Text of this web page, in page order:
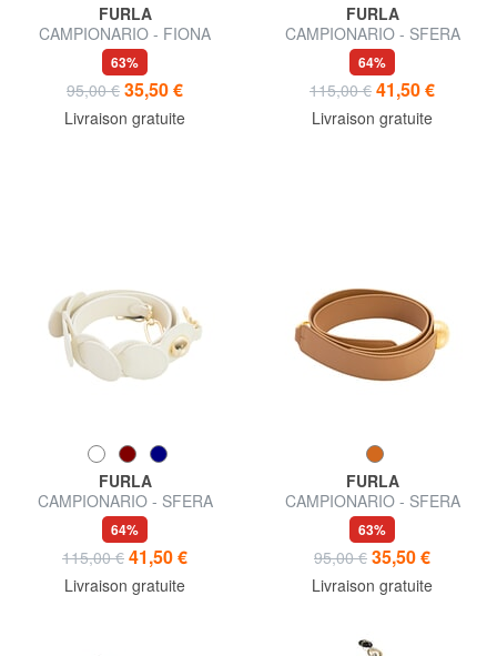
FURLA
CAMPIONARIO - FIONA
Bandoulière de sac en cuir
63%
95,00 € 35,50 €
Livraison gratuite
FURLA
CAMPIONARIO - SFERA
bandoulière en cuir
64%
115,00 € 41,50 €
Livraison gratuite
FURLA
CAMPIONARIO - SFERA
bandoulière en cuir
64%
115,00 € 41,50 €
Livraison gratuite
FURLA
CAMPIONARIO - SFERA
bandoulière en cuir
63%
95,00 € 35,50 €
Livraison gratuite